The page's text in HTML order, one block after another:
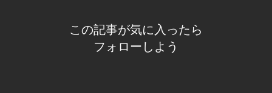
この記事が気に入ったら
フォローしよう